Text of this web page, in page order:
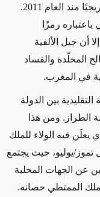
بإرساء نظام ديمقراطي وانتقال السلطة تدريجيًا منذ العام 2011.
رمزًا
أن جيل الألفية
المخلّدة والفساد
في المغرب.
بين الدولة
الطراز. ومن هذا
فيه الولاء للملك
تموز/يوليو، حيث يجتمع
عن الجهات المحلية
الممتطي حصانه.